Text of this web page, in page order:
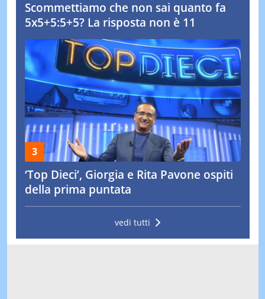
Scommettiamo che non sai quanto fa
5x5+5:5+5? La risposta non è 11
‘Top Dieci’, Giorgia e Rita Pavone ospiti
della prima puntata
vedi tutti